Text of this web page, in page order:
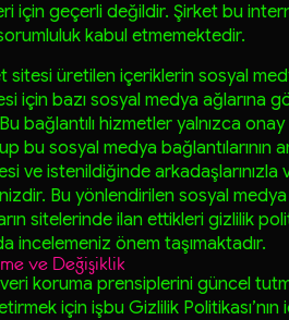
için geçerli değildir. Şirket bu
kabul etmemektedir.
sitesi üretilen içeriklerin sosyal
için bazı sosyal medya ağlarına
bağlantılı hizmetler yalnızca
bu sosyal medya bağlantılarının
ve istenildiğinde arkadaşlarınızla
Bu yönlendirilen sosyal medya
sitelerinde ilan ettikleri gizlilik
incelemeniz önem taşımaktadır.
ve Değişiklik
koruma prensiplerini güncel
için işbu Gizlilik